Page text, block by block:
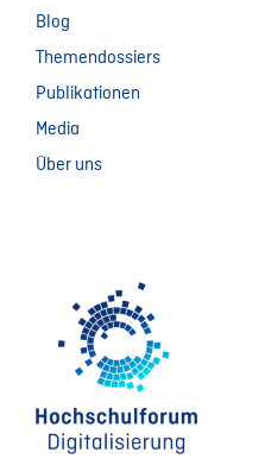
Blog
Themendossiers
Publikationen
Media
Über uns